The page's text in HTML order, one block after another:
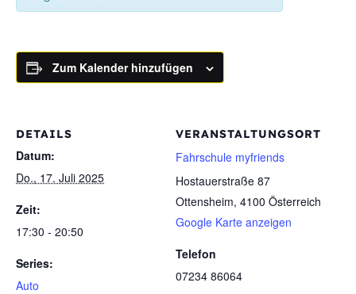
Zum Kalender hinzufügen
DETAILS
Datum:
Do., 17. Juli 2025
Zeit:
17:30 - 20:50
Series:
Auto
VERANSTALTUNGSORT
Fahrschule myfriends
Hostauerstraße 87
Ottensheim, 4100 Österreich
Google Karte anzeigen
Telefon
07234 86064